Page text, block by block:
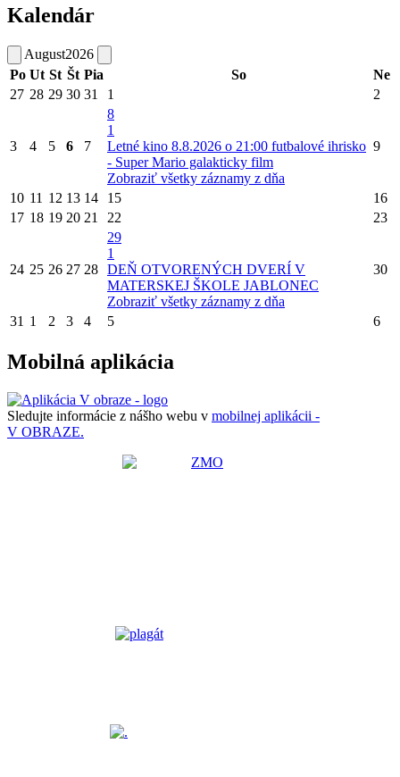
Kalendár
August2026
Po Ut St Št Pia So
Ne
27 28 29 30 31 1 2
3 4 5 6 7
8
1
Letné kino 8.8.2026 o 21:00 futbalové ihrisko
- Super Mario galakticky film
Zobraziť všetky záznamy z dňa
9
10 11 12 13 14 15
16
17 18 19 20 21 22 23
24 25 26 27 28
29
1
DEŇ OTVORENÝCH DVERÍ V
MATERSKEJ ŠKOLE JABLONEC
Zobraziť všetky záznamy z dňa
30
31 1 2 3 4 5 6
Mobilná aplikácia
Sledujte informácie z nášho webu v mobilnej aplikácii -
V OBRAZE.